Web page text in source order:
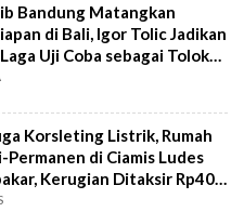
Bandung Matangkan
di Bali, Igor Tolic Jadikan
Uji Coba sebagai Tolok
Korsleting Listrik, Rumah
Permanen di Ciamis Ludes
Kerugian Ditaksir Rp40